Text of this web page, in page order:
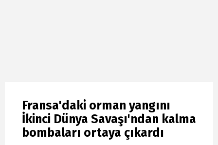
Fransa'daki orman yangını
İkinci Dünya Savaşı'ndan kalma
bombaları ortaya çıkardı